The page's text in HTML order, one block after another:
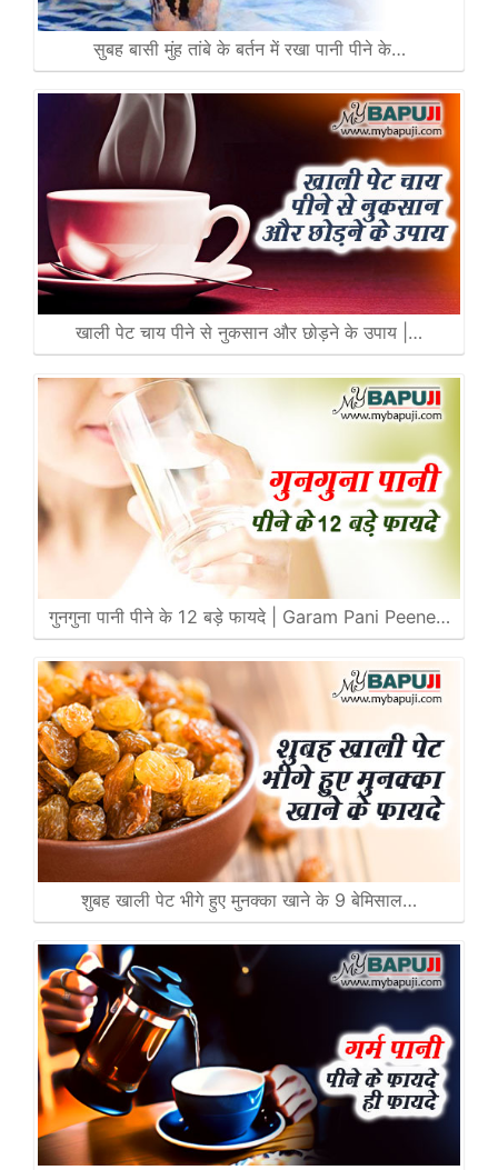
सुबह बासी मुंह तांबे के बर्तन में रखा पानी पीने के…
खाली पेट चाय पीने से नुकसान और छोड़ने के उपाय |…
गुनगुना पानी पीने के 12 बड़े फायदे | Garam Pani Peene…
शुबह खाली पेट भीगे हुए मुनक्का खाने के 9 बेमिसाल…